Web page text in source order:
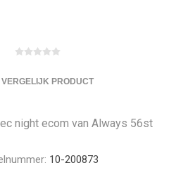
VERGELIJK PRODUCT
night ecom van Always 56st
10-200873